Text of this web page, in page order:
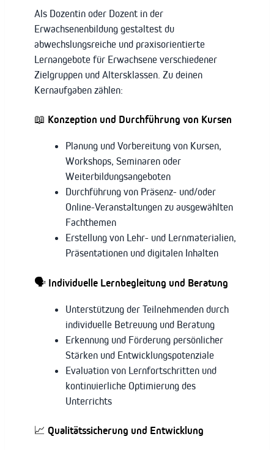
Als Dozentin oder Dozent in der
Erwachsenenbildung gestaltest du
abwechslungsreiche und praxisorientierte
Lernangebote für Erwachsene verschiedener
Zielgruppen und Altersklassen. Zu deinen
Kernaufgaben zählen:
📖 Konzeption und Durchführung von Kursen
Planung und Vorbereitung von Kursen,
Workshops, Seminaren oder
Weiterbildungsangeboten
Durchführung von Präsenz- und/oder
Online-Veranstaltungen zu ausgewählten
Fachthemen
Erstellung von Lehr- und Lernmaterialien,
Präsentationen und digitalen Inhalten
🗣️ Individuelle Lernbegleitung und Beratung
Unterstützung der Teilnehmenden durch
individuelle Betreuung und Beratung
Erkennung und Förderung persönlicher
Stärken und Entwicklungspotenziale
Evaluation von Lernfortschritten und
kontinuierliche Optimierung des
Unterrichts
📈 Qualitätssicherung und Entwicklung